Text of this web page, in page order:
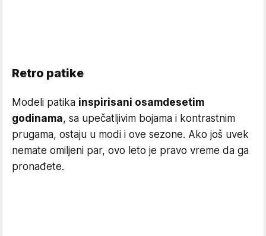
Retro patike
Modeli patika inspirisani osamdesetim
godinama, sa upečatljivim bojama i kontrastnim
prugama, ostaju u modi i ove sezone. Ako još uvek
nemate omiljeni par, ovo leto je pravo vreme da ga
pronađete.